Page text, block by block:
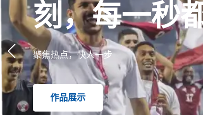
刻，每一秒
聚焦热点，快人一步
作品展示